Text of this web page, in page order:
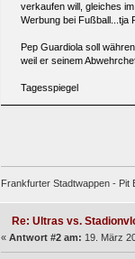
verkaufen will, gleiches
Werbung bei Fußball...tja
Pep Guardiola soll
weil er seinem
Tagesspiegel
Frankfurter Stadtwappen - Pit
Re: Ultras vs.
« Antwort #2 am: 19. März